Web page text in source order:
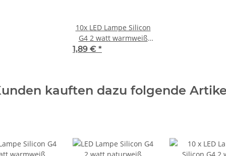
10x LED Lampe Silicon
G4 2 watt warmweiß
ACDC12V 3000K 200
1,89 € *
kauften dazu folgende